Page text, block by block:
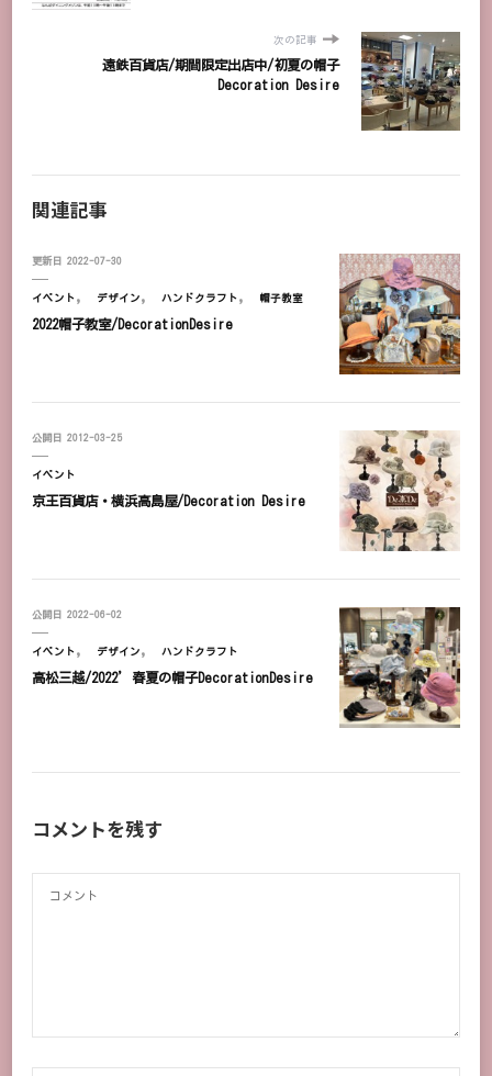
次の記事
遠鉄百貨店/期間限定出店中/初夏の帽子
Decoration Desire
関連記事
更新日 2022-07-30
イベント デザイン ハンドクラフト 帽子教室
2022帽子教室/DecorationDesire
公開日 2012-03-25
イベント
京王百貨店・横浜高島屋/Decoration Desire
公開日 2022-06-02
イベント デザイン ハンドクラフト
高松三越/2022’春夏の帽子DecorationDesire
コメントを残す